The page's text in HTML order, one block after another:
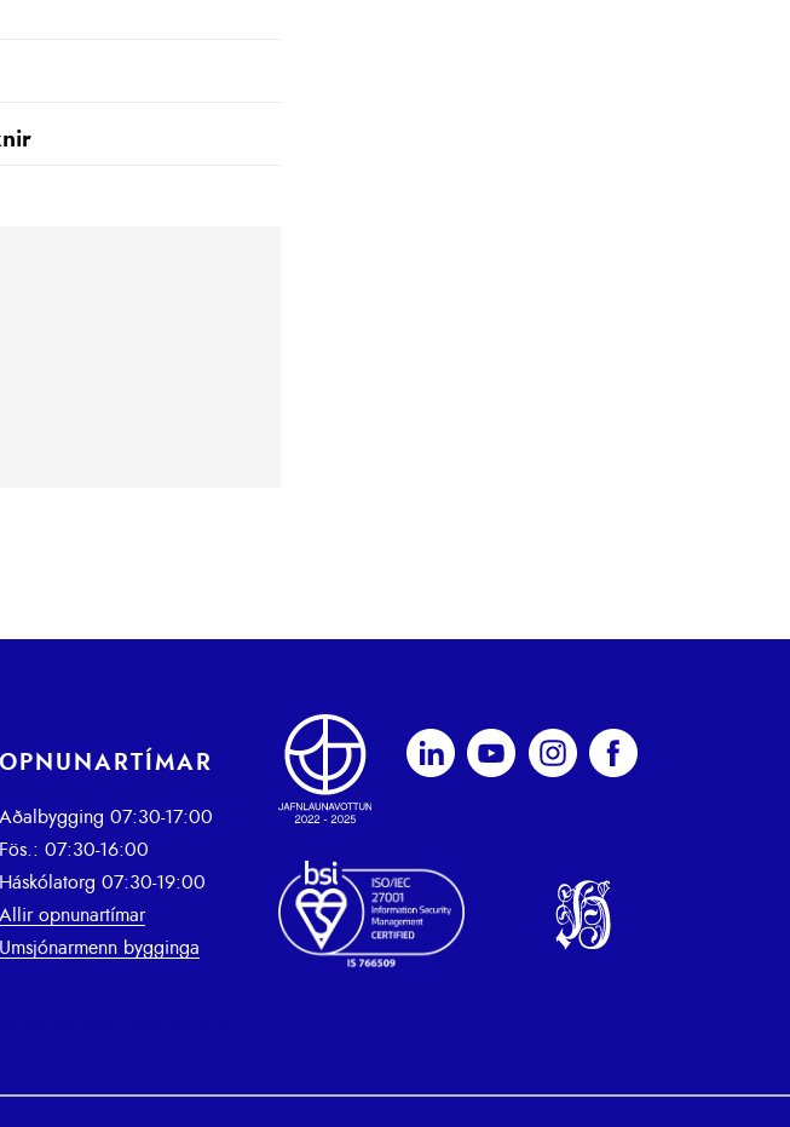
OPNUNARTÍMAR
Aðalbygging 07:30-17:00
Fös.: 07:30-16:00
Háskólatorg 07:30-19:00
Allir opnunartímar
Umsjónarmenn bygginga